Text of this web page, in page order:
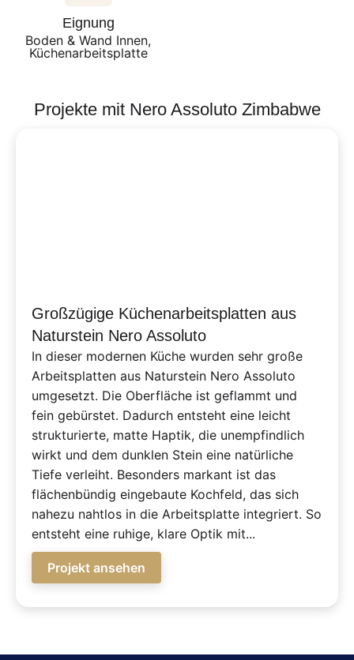
Eignung
Boden & Wand Innen,
Küchenarbeitsplatte
Projekte mit Nero Assoluto Zimbabwe
Großzügige Küchenarbeitsplatten aus
Naturstein Nero Assoluto
In dieser modernen Küche wurden sehr große
Arbeitsplatten aus Naturstein Nero Assoluto
umgesetzt. Die Oberfläche ist geflammt und
fein gebürstet. Dadurch entsteht eine leicht
strukturierte, matte Haptik, die unempfindlich
wirkt und dem dunklen Stein eine natürliche
Tiefe verleiht. Besonders markant ist das
flächenbündig eingebaute Kochfeld, das sich
nahezu nahtlos in die Arbeitsplatte integriert. So
entsteht eine ruhige, klare Optik mit...
Projekt ansehen